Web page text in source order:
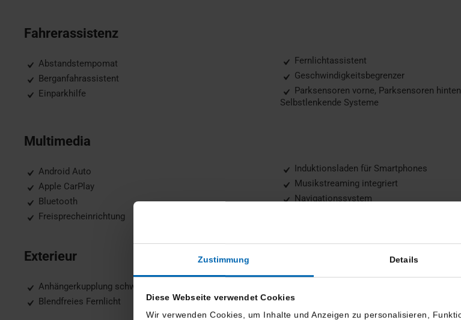
Zustimmung Details
Diese Webseite verwendet Cookies
Wir verwenden Cookies, um Inhalte und Anzeigen zu personalisieren,
Fahrerassistenz
Abstandstempomat
Berganfahrassistent
Einparkhilfe
Fernlichtassistent
Geschwindigkeitsbegrenzer
Parksensoren vorne, Parksensoren
Selbstlenkende Systeme
Multimedia
Android Auto
Apple CarPlay
Bluetooth
Freisprecheinrichtung
Induktionsladen für Smartphones
Musikstreaming integriert
Navigationssystem
Exterieur
Anhängerkupplung schwenkbar
Blendfreies Fernlicht
Kurvenlicht
LED-Scheinwerfer